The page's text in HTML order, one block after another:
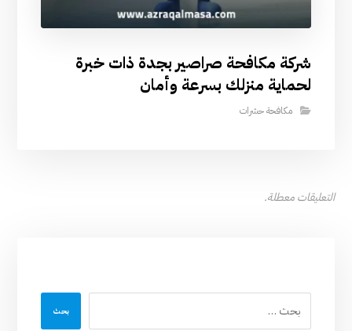
شركة مكافحة صراصير بجدة ذات خبرة
لحماية منزلك بسرعة وأمان
مكافحة حشرات
التعليقات معطلة.
بحث